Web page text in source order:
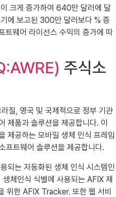
크게 증가하여 640만 달러에 달
에 보고된 300만 달러보다 % 증
트웨어 라이선스 수익의 증가에 따
주식소
질, 영국 및 국제적으로 정부 기관
제품과 솔루션을 제공합니다. 이
제공하는 모바일 생체 인식 프레임
프트웨어 솔루션을 제공합니다.
되는 자동화된 생체 인식 시스템인
체인식 식별에 사용되는 AFIX 제
위한 AFIX Tracker. 또한 웹 서비